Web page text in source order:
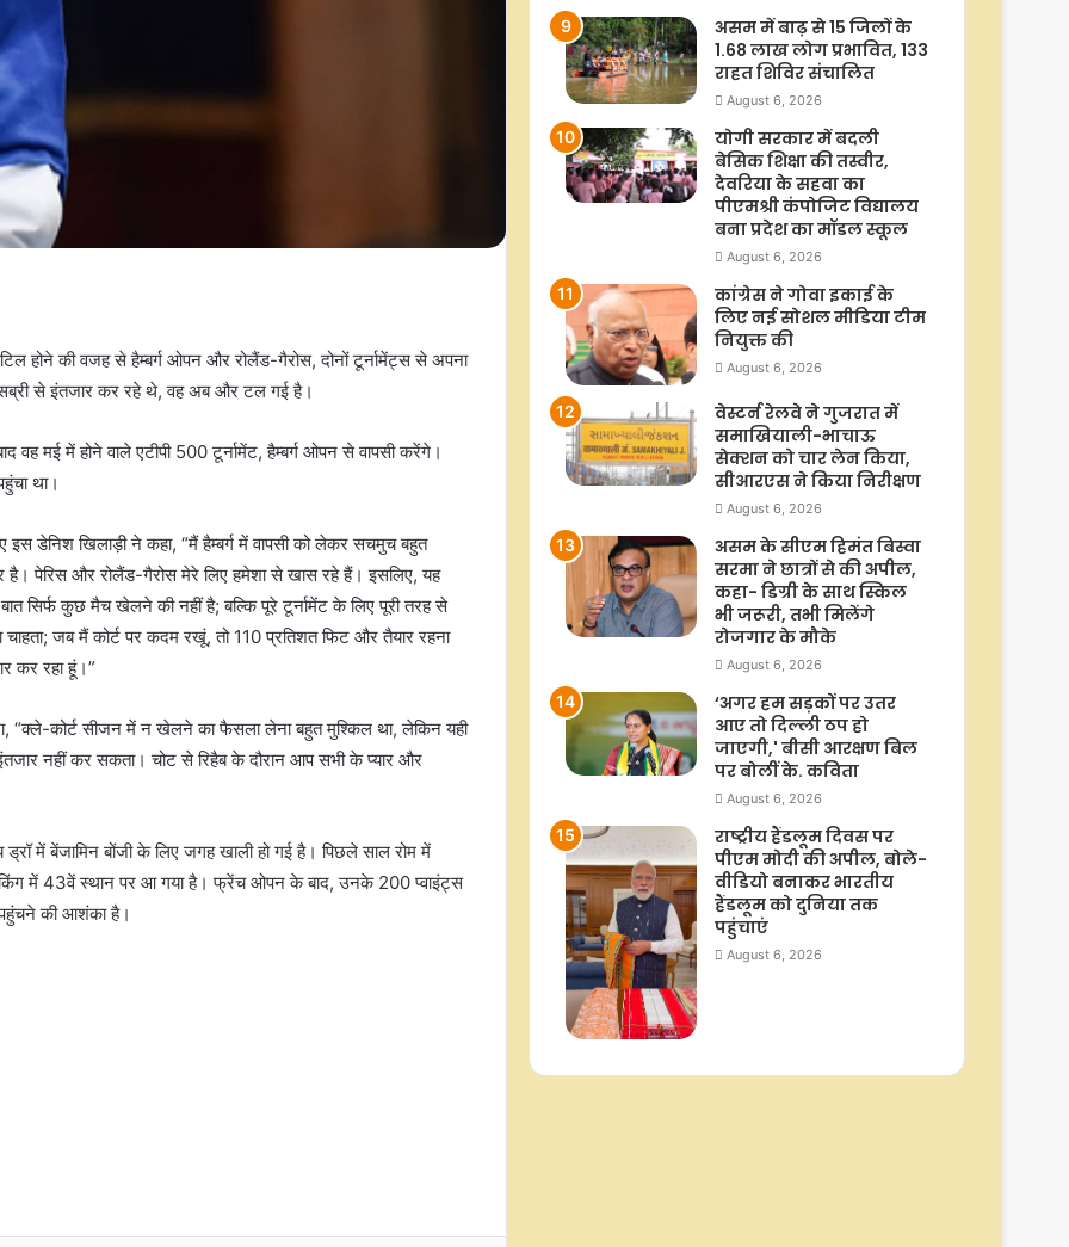
होने की वजह से हैम्बर्ग ओपन और रोलैंड-गैरोस, दोनों टूर्नामेंट्स से अपना
से इंतजार कर रहे थे, वह अब और टल गई है।
वह मई में होने वाले एटीपी 500 टूर्नामेंट, हैम्बर्ग ओपन से वापसी करेंगे।
था।
डेनिश खिलाड़ी ने कहा, “मैं हैम्बर्ग में वापसी को लेकर सचमुच बहुत
है। पेरिस और रोलैंड-गैरोस मेरे लिए हमेशा से खास रहे हैं। इसलिए, यह
सिर्फ कुछ मैच खेलने की नहीं है; बल्कि पूरे टूर्नामेंट के लिए पूरी तरह से
जब मैं कोर्ट पर कदम रखूं, तो 110 प्रतिशत फिट और तैयार रहना
कर रहा हूं।”
“क्ले-कोर्ट सीजन में न खेलने का फैसला लेना बहुत मुश्किल था, लेकिन यही
नहीं कर सकता। चोट से रिहैब के दौरान आप सभी के प्यार और
में बेंजामिन बोंजी के लिए जगह खाली हो गई है। पिछले साल रोम में
रैंकिंग में 43वें स्थान पर आ गया है। फ्रेंच ओपन के बाद, उनके 200 प्वाइंट्स
की आशंका है।
रियल मैड्रिड ने 19 साल फॉरवर्ड यान
के बाद 2 साल के कॉन्ट्रैक्ट पर
असम में बाढ़ से 15 जिलों के
1.68 लाख लोग प्रभावित, 133
राहत शिविर संचालित
August 6, 2026
योगी सरकार में बदली
बेसिक शिक्षा की तस्वीर,
देवरिया के सहवा का
पीएमश्री कंपोजिट विद्यालय
बना प्रदेश का मॉडल स्कूल
August 6, 2026
कांग्रेस ने गोवा इकाई के
लिए नई सोशल मीडिया टीम
नियुक्त की
August 6, 2026
वेस्टर्न रेलवे ने गुजरात में
समाखियाली-भाचाऊ
सेक्शन को चार लेन किया,
सीआरएस ने किया निरीक्षण
August 6, 2026
असम के सीएम हिमंत बिस्वा
सरमा ने छात्रों से की अपील,
कहा- डिग्री के साथ स्किल
भी जरूरी, तभी मिलेंगे
रोजगार के मौके
August 6, 2026
‘अगर हम सड़कों पर उतर
आए तो दिल्ली ठप हो
जाएगी,' बीसी आरक्षण बिल
पर बोलीं के. कविता
August 6, 2026
राष्ट्रीय हैंडलूम दिवस पर
पीएम मोदी की अपील, बोले-
वीडियो बनाकर भारतीय
हैंडलूम को दुनिया तक
पहुंचाएं
August 6, 2026